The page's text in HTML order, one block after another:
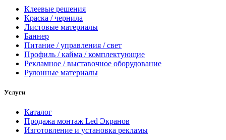
Клеевые решения
Краска / чернила
Листовые материалы
Баннер
Питание / управления / свет
Профиль / кайма / комплектующие
Рекламное / выставочное оборудование
Рулонные материалы
Услуги
Каталог
Продажа монтаж Led Экранов
Изготовление и установка рекламы